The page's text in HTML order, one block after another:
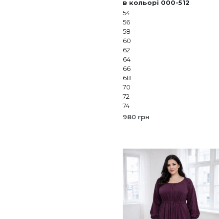
в кольорі 000-512
54
56
58
60
62
64
66
68
70
72
74
980 грн
має
кілька
варіантів.
можна
вибрати